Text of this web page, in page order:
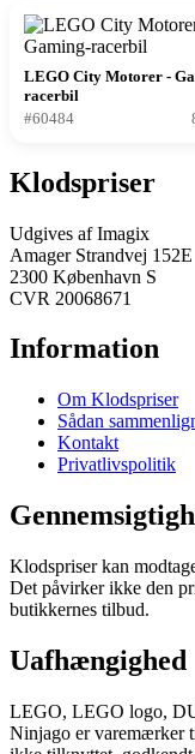
LEGO City Motorer -
racerbil
#60484
Klodspriser
Udgives af Imagix
Amager Strandvej 152E
2300 København S
CVR 20068671
Information
Om Klodspriser
Sådan
Kontakt
Privatlivspolitik
Klodspriser kan
Det påvirker ikke den
butikkernes tilbud.
Uafhængighed
LEGO, LEGO logo,
Ninjago er varemærker